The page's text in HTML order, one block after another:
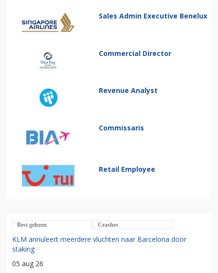
Sales Admin Executive Benelux
Commercial Director
Revenue Analyst
Commissaris
Retail Employee
Best gelezen Crashes
KLM annuleert meerdere vluchten naar Barcelona door
staking
05 aug 26